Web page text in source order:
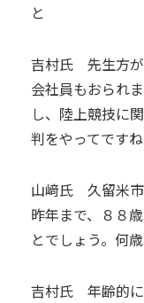
と
吉村氏 先生方が
会社員もおられ
し、陸上競技に
判をやってですね
山﨑氏 久留米市
昨年まで、８８
とでしょう。何
吉村氏 年齢的に